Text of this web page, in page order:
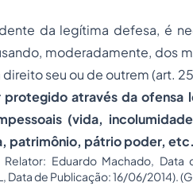
da legítima defesa, é
moderadamente, dos
seu ou de outrem (art.
através da ofensa
(vida,
patrimônio, pátrio poder,
Relator: Eduardo Machado,
Data de Publicação: 16/06/2014).